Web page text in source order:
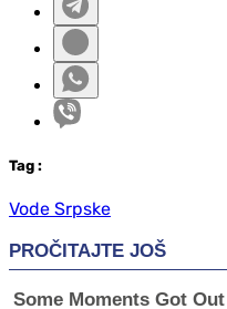
Tag :
Vode Srpske